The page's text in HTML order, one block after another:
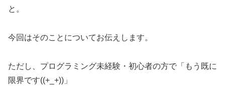
と。
今回はそのことについてお伝えします。
ただし、プログラミング未経験・初心者の方で「もう既に
限界です((+_+))」